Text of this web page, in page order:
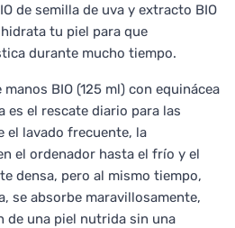
de semilla de uva y extracto BIO
hidrata tu piel para que
durante mucho tiempo.
manos BIO (125 ml) con equinácea
es el rescate diario para las
el lavado frecuente, la
el ordenador hasta el frío y el
densa, pero al mismo tiempo,
se absorbe maravillosamente,
de una piel nutrida sin una